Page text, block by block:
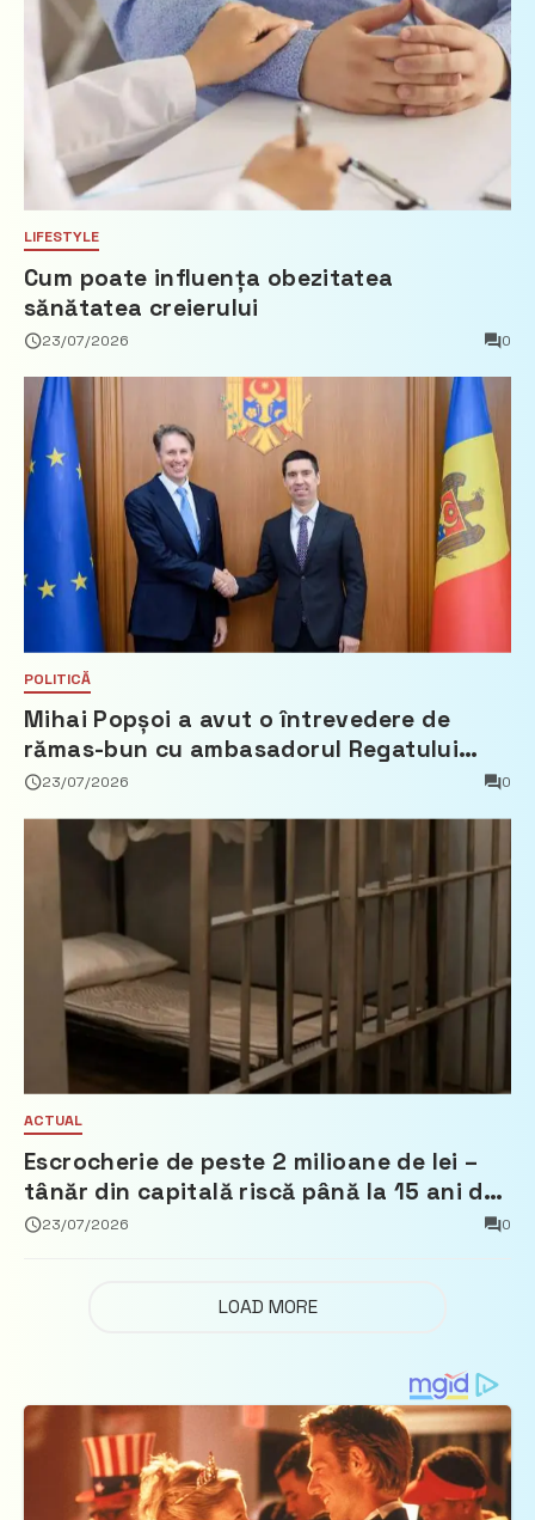
LIFESTYLE
Cum poate influența obezitatea
sănătatea creierului
23/07/2026 0
POLITICĂ
Mihai Popșoi a avut o întrevedere de
rămas-bun cu ambasadorul Regatului
Țărilor de Jos, Fred Duijn
23/07/2026 0
ACTUAL
Escrocherie de peste 2 milioane de lei –
tânăr din capitală riscă până la 15 ani de
închisoare
23/07/2026 0
LOAD MORE